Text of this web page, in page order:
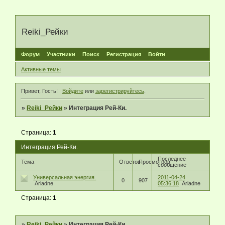
Reiki_Рейки
Форум Участники Поиск Регистрация Войти
Активные темы
Привет, Гость! Войдитеили зарегистрируйтесь.
» Reiki_Рейки » Интеграция Рей-Ки.
Интеграция Рей-Ки.
Страница:1
Тема ОтветовПросмотровПоследнее
сообщение
Универсальная энергия.
Ariadne
0 907
2011-04-24
05:36:18 Ariadne
Страница:1